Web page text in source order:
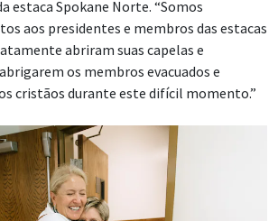
estaca Spokane Norte. “Somos
aos presidentes e membros das estacas
abriram suas capelas e
os membros evacuados e
cristãos durante este difícil momento.”